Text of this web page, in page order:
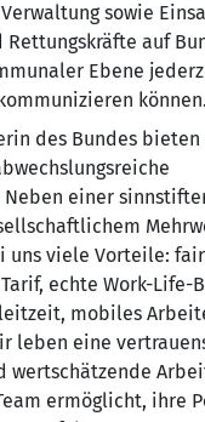
sowie
auf
Ebene
können.
des Bundes bieten
einer
uns viele Vorteile:
echte Work-Life-
mobiles
leben eine
wertschätzende
ermöglicht, ihre